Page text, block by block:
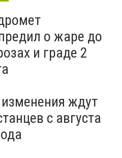
о жаре до
и граде 2
ждут
с августа